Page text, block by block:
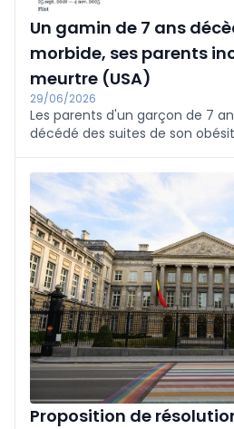
Un gamin de 7 ans
morbide, ses parents
meurtre (USA)
29/06/2026
Les parents d'un garçon de 7
décédé des suites de son
Michigan. L'enfant pesait 116
décès, selon les médias
Proposition de